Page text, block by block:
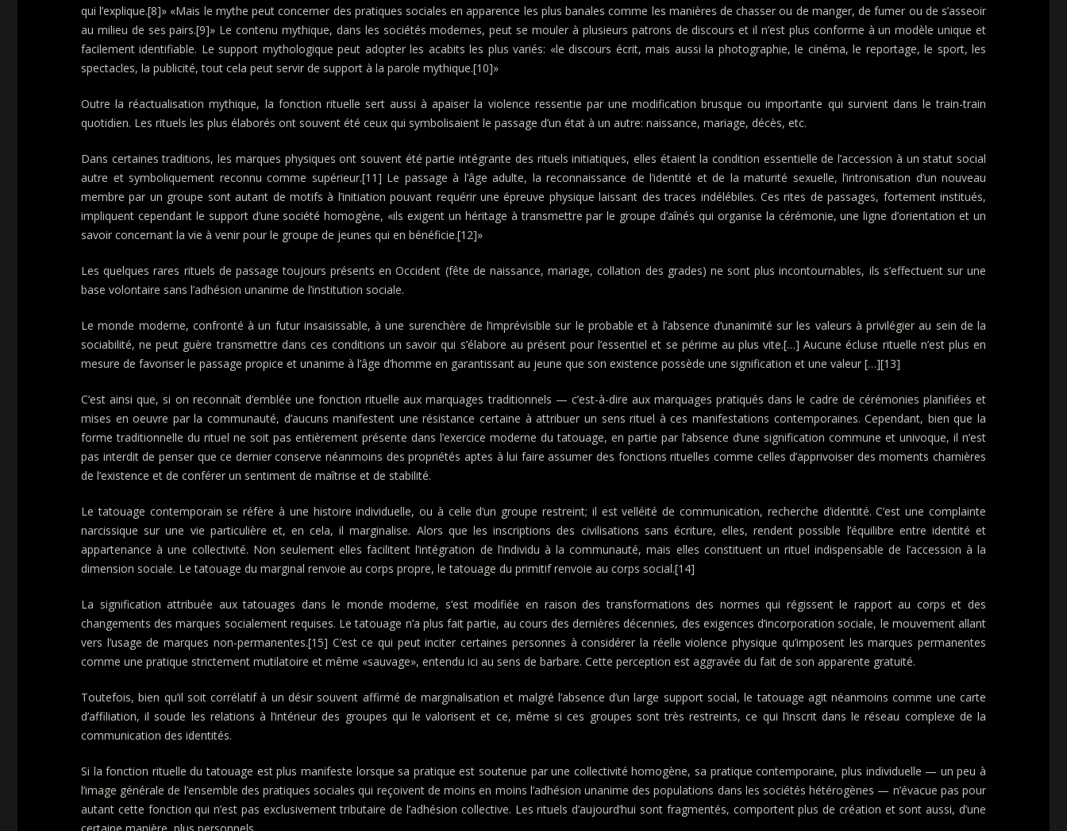
qui l’explique.[8]» «Mais le mythe peut concerner des pratiques sociales en apparence les plus banales comme les manières de chasser ou de manger, de fumer ou de s’asseoir
au milieu de ses pairs.[9]» Le contenu mythique, dans les sociétés modernes, peut se mouler à plusieurs patrons de discours et il n’est plus conforme à un modèle unique et
facilement identifiable. Le support mythologique peut adopter les acabits les plus variés: «le discours écrit, mais aussi la photographie, le cinéma, le reportage, le sport, les
spectacles, la publicité, tout cela peut servir de support à la parole mythique.[10]»
Outre la réactualisation mythique, la fonction rituelle sert aussi à apaiser la violence ressentie par une modification brusque ou importante qui survient dans le train-train
quotidien. Les rituels les plus élaborés ont souvent été ceux qui symbolisaient le passage d’un état à un autre: naissance, mariage, décès, etc.
Dans certaines traditions, les marques physiques ont souvent été partie intégrante des rituels initiatiques, elles étaient la condition essentielle de l’accession à un statut social
autre et symboliquement reconnu comme supérieur.[11] Le passage à l’âge adulte, la reconnaissance de l’identité et de la maturité sexuelle, l’intronisation d’un nouveau
membre par un groupe sont autant de motifs à l’initiation pouvant requérir une épreuve physique laissant des traces indélébiles. Ces rites de passages, fortement institués,
impliquent cependant le support d’une société homogène, «ils exigent un héritage à transmettre par le groupe d’aînés qui organise la cérémonie, une ligne d’orientation et un
savoir concernant la vie à venir pour le groupe de jeunes qui en bénéficie.[12]»
Les quelques rares rituels de passage toujours présents en Occident (fête de naissance, mariage, collation des grades) ne sont plus incontournables, ils s’effectuent sur une
base volontaire sans l’adhésion unanime de l’institution sociale.
Le monde moderne, confronté à un futur insaisissable, à une surenchère de l’imprévisible sur le probable et à l’absence d’unanimité sur les valeurs à privilégier au sein de la
sociabilité, ne peut guère transmettre dans ces conditions un savoir qui s’élabore au présent pour l’essentiel et se périme au plus vite.[…] Aucune écluse rituelle n’est plus en
mesure de favoriser le passage propice et unanime à l’âge d’homme en garantissant au jeune que son existence possède une signification et une valeur […][13]
C’est ainsi que, si on reconnaît d’emblée une fonction rituelle aux marquages traditionnels — c’est-à-dire aux marquages pratiqués dans le cadre de cérémonies planifiées et
mises en oeuvre par la communauté, d’aucuns manifestent une résistance certaine à attribuer un sens rituel à ces manifestations contemporaines. Cependant, bien que la
forme traditionnelle du rituel ne soit pas entièrement présente dans l’exercice moderne du tatouage, en partie par l’absence d’une signification commune et univoque, il n’est
pas interdit de penser que ce dernier conserve néanmoins des propriétés aptes à lui faire assumer des fonctions rituelles comme celles d’apprivoiser des moments charnières
de l’existence et de conférer un sentiment de maîtrise et de stabilité.
Le tatouage contemporain se réfère à une histoire individuelle, ou à celle d’un groupe restreint; il est velléité de communication, recherche d’identité. C’est une complainte
narcissique sur une vie particulière et, en cela, il marginalise. Alors que les inscriptions des civilisations sans écriture, elles, rendent possible l’équilibre entre identité et
appartenance à une collectivité. Non seulement elles facilitent l’intégration de l’individu à la communauté, mais elles constituent un rituel indispensable de l’accession à la
dimension sociale. Le tatouage du marginal renvoie au corps propre, le tatouage du primitif renvoie au corps social.[14]
La signification attribuée aux tatouages dans le monde moderne, s’est modifiée en raison des transformations des normes qui régissent le rapport au corps et des
changements des marques socialement requises. Le tatouage n’a plus fait partie, au cours des dernières décennies, des exigences d’incorporation sociale, le mouvement allant
vers l’usage de marques non-permanentes.[15] C’est ce qui peut inciter certaines personnes à considérer la réelle violence physique qu’imposent les marques permanentes
comme une pratique strictement mutilatoire et même «sauvage», entendu ici au sens de barbare. Cette perception est aggravée du fait de son apparente gratuité.
Toutefois, bien qu’il soit corrélatif à un désir souvent affirmé de marginalisation et malgré l’absence d’un large support social, le tatouage agit néanmoins comme une carte
d’affiliation, il soude les relations à l’intérieur des groupes qui le valorisent et ce, même si ces groupes sont très restreints, ce qui l’inscrit dans le réseau complexe de la
communication des identités.
Si la fonction rituelle du tatouage est plus manifeste lorsque sa pratique est soutenue par une collectivité homogène, sa pratique contemporaine, plus individuelle — un peu à
l’image générale de l’ensemble des pratiques sociales qui reçoivent de moins en moins l’adhésion unanime des populations dans les sociétés hétérogènes — n’évacue pas pour
autant cette fonction qui n’est pas exclusivement tributaire de l’adhésion collective. Les rituels d’aujourd’hui sont fragmentés, comportent plus de création et sont aussi, d’une